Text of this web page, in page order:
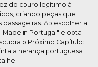
do couro legítimo à
criando peças que
Ao escolher a
in Portugal" e opta
o Próximo Capítulo:
a herança portuguesa